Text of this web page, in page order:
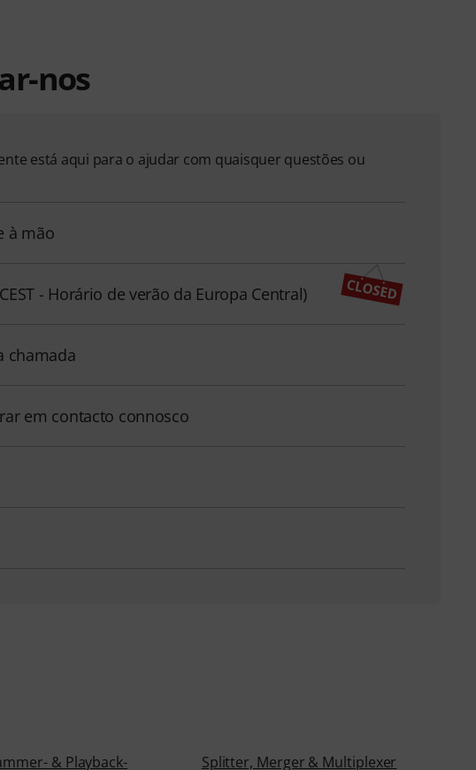
nos
está aqui para o ajudar com quaisquer questões ou
à mão
- Horário de verão da Europa Central)
chamada
em contacto connosco
& Playback- Splitter, Merger & Multiplexer